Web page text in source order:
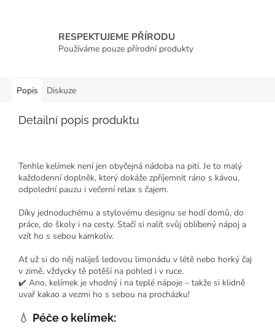
RESPEKTUJEME PŘÍRODU
Používáme pouze přírodní produkty
Popis Diskuze
Detailní popis produktu
Tenhle kelímek není jen obyčejná nádoba na pití. Je to malý
každodenní doplněk, který dokáže zpříjemnit ráno s kávou,
odpolední pauzu i večerní relax s čajem.
Díky jednoduchému a stylovému designu se hodí domů, do
práce, do školy i na cesty. Stačí si nalít svůj oblíbený nápoj a
vzít ho s sebou kamkoliv.
Ať už si do něj naliješ ledovou limonádu v létě nebo horký čaj
v zimě, vždycky tě potěší na pohled i v ruce.
✔️ Ano, kelímek je vhodný i na teplé nápoje – takže si klidně
uvař kakao a vezmi ho s sebou na procházku!
💧 Péče o kelímek: